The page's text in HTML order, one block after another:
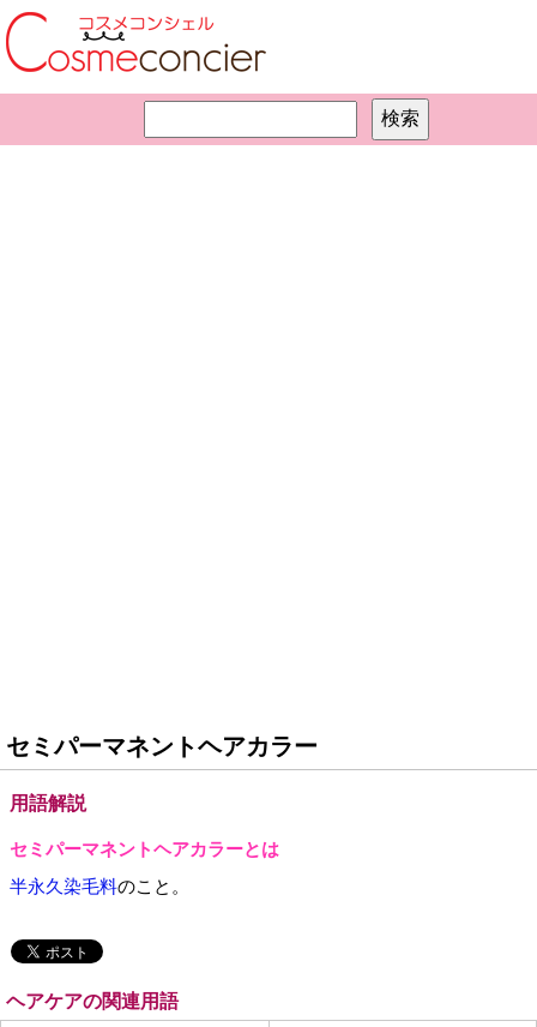
セミパーマネントヘアカラー
用語解説
セミパーマネントヘアカラーとは
半永久染毛料のこと。
ヘアケアの関連用語